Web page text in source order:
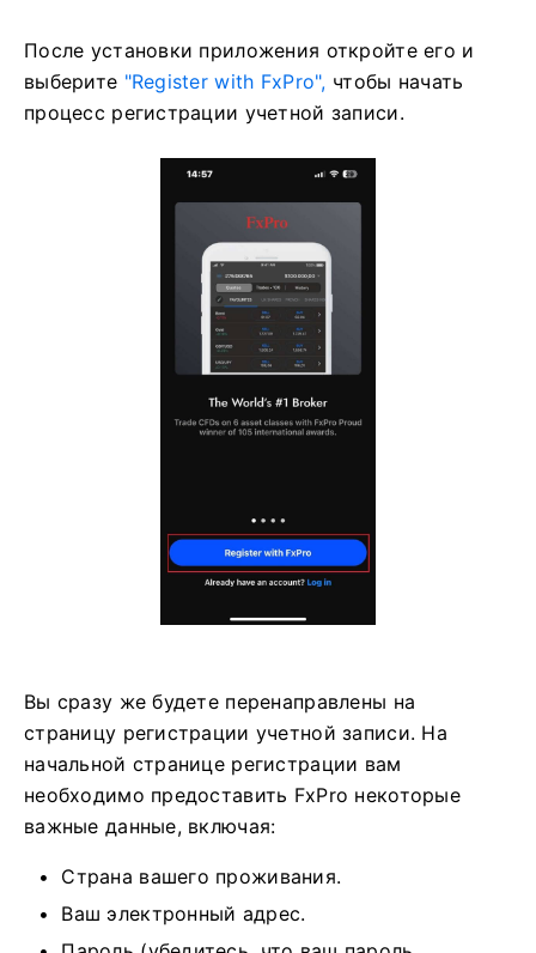
После установки приложения откройте его и
выберите "Register with FxPro", чтобы начать
процесс регистрации учетной записи.
Вы сразу же будете перенаправлены на
страницу регистрации учетной записи. На
начальной странице регистрации вам
необходимо предоставить FxPro некоторые
важные данные, включая:
Страна вашего проживания.
Ваш электронный адрес.